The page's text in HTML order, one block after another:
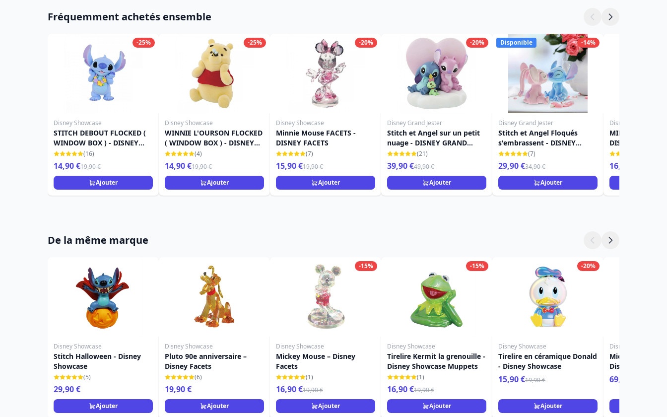
Fréquemment achetés ensemble
-25%
Disney Showcase
STITCH DEBOUT FLOCKED (
WINDOW BOX ) - DISNEY
SHOWCASE
(16)
14,90 €19,90 €
Ajouter
-25%
Disney Showcase
WINNIE L'OURSON FLOCKED
( WINDOW BOX ) - DISNEY
SHOWCASE
(4)
14,90 €19,90 €
Ajouter
-20%
Disney Showcase
Minnie Mouse FACETS -
DISNEY FACETS
(7)
15,90 €19,90 €
Ajouter
-20%
Disney Grand Jester
Stitch et Angel sur un petit
nuage - DISNEY GRAND
JESTER
(21)
39,90 €49,90 €
Ajouter
-14%
Disponible
Disney Grand Jester
Stitch et Angel Floqués
s'embrassent - DISNEY
GRAND JESTER
(7)
29,90 €34,90 €
Ajouter
Disney Showcase
MINI STITCH
DISNEY
16,90 €
De la même marque
Disney Showcase
Stitch Halloween - Disney
Showcase
(5)
29,90 €
Ajouter
Disney Showcase
Pluto 90e anniversaire –
Disney Facets
(6)
19,90 €
Ajouter
-15%
Disney Showcase
Mickey Mouse – Disney
Facets
(1)
16,90 €19,90 €
Ajouter
-15%
Disney Showcase
Tirelire Kermit la grenouille -
Disney Showcase Muppets
(1)
16,90 €19,90 €
Ajouter
-20%
Disney Showcase
Tirelire en céramique Donald
- Disney Showcase
15,90 €19,90 €
Ajouter
Disney Showcase
Mickey et
Disney
69,90 €